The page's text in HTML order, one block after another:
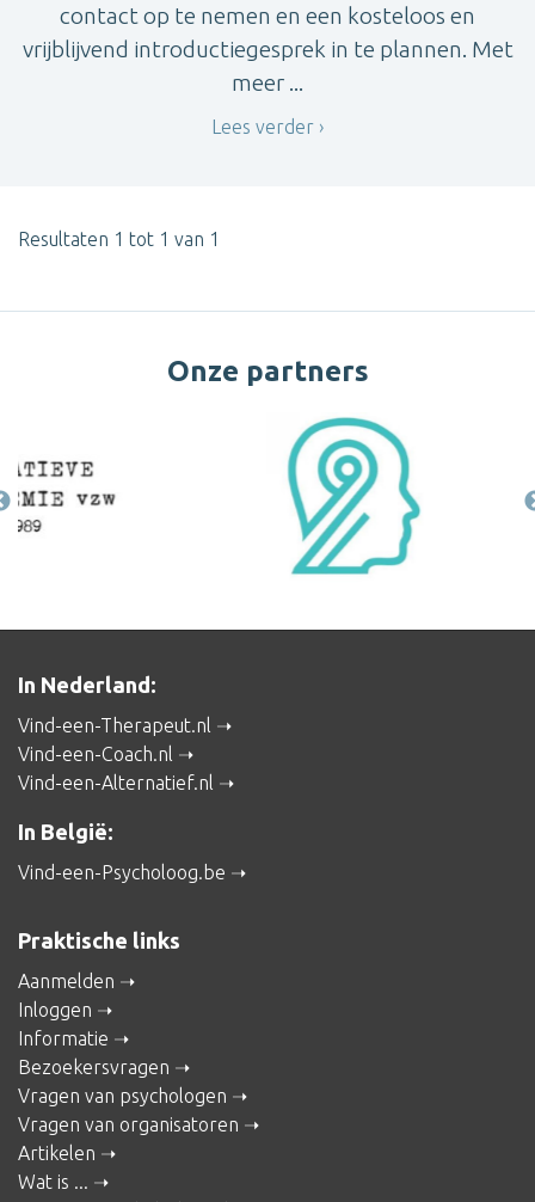
contact op te nemen en een kosteloos en
vrijblijvend introductiegesprek in te plannen. Met
meer ...
Lees verder
Resultaten 1 tot 1 van 1
Onze partners
In Nederland:
Vind-een-Therapeut.nl
Vind-een-Coach.nl
Vind-een-Alternatief.nl
In België:
Vind-een-Psycholoog.be
Praktische links
Aanmelden
Inloggen
Informatie
Bezoekersvragen
Vragen van psychologen
Vragen van organisatoren
Artikelen
Wat is ...